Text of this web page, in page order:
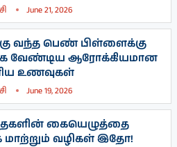
June 21, 2026
வந்த பெண் பிள்ளைக்கு
வேண்டிய ஆரோக்கியமான
உணவுகள்
June 19, 2026
கையெழுத்தை
மாற்றும் வழிகள் இதோ!